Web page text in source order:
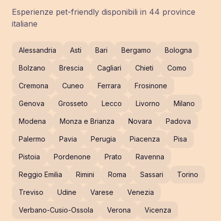
Esperienze pet-friendly disponibili in 44 province
italiane
Alessandria Asti Bari Bergamo Bologna
Bolzano Brescia Cagliari Chieti Como
Cremona Cuneo Ferrara Frosinone
Genova Grosseto Lecco Livorno Milano
Modena Monza e Brianza Novara Padova
Palermo Pavia Perugia Piacenza Pisa
Pistoia Pordenone Prato Ravenna
Reggio Emilia Rimini Roma Sassari Torino
Treviso Udine Varese Venezia
Verbano-Cusio-Ossola Verona Vicenza